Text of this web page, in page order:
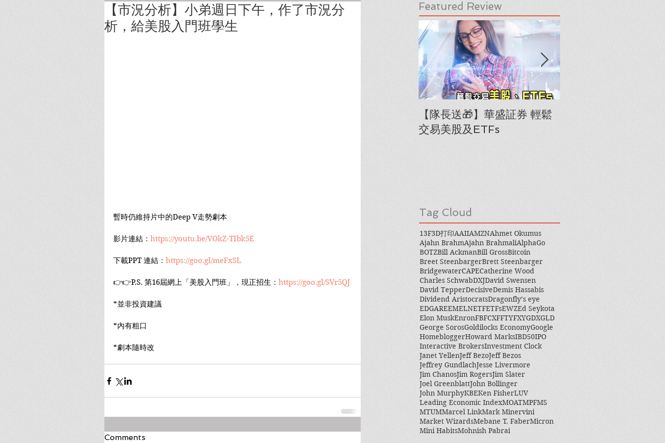
【市況分析】小弟週日下午，作了市況分
析，給美股入門班學生
暫時仍維持片中的Deep V走勢劇本
影片連結： https://youtu.be/VOkZ-TIbk5E
下載PPT 連結： https://goo.gl/meFxSL
👉👉P.S. 第16屆網上「美股入門班」，現正招生： https://goo.gl/SVr5QJ
*並非投資建議
*內有粗口
*劇本隨時改
Comments
Featured Review
【隊長送🎁】華盛証券 輕鬆
交易美股及ETFs
Tag Cloud
13F3D打印AAIIAMZNAhmet Okumus
Ajahn BrahmAjahn BrahmaliAlphaGo
BOTZBill AckmanBill GrossBitcoin
Breet SteenbargerBrett Steenbarger
BridgewaterCAPECatherine Wood
Charles SchwabDXJDavid Swensen
David TepperDecisiveDemis Hassabis
Dividend AristocratsDragonfly’s eye
EDGAREEMELNETFETFsEWZEd Seykota
Elon MuskEnronFBFCXFFTYFXYGDXGLD
George SorosGoldilocks EconomyGoogle
HomebloggerHoward MarksIBD50IPO
Interactive BrokersInvestment Clock
Janet YellenJeff BezoJeff Bezos
Jeffrey GundlachJesse Livermore
Jim ChanosJim RogersJim Slater
Joel GreenblattJohn Bollinger
John MurphyKBEKen FisherLUV
Leading Economic IndexMOATMPFMS
MTUMMarcel LinkMark Minervini
Market WizardsMebane T. FaberMicron
Mini HabitsMohnish Pabrai